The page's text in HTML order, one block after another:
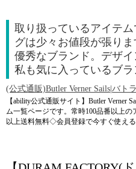
取り扱っているアイテ
グは少々お値段が張り
優秀なブランド。デザ
私も気に入っているブラ
(公式通販)Butler Verner Sails|バト
【ability公式通販サイト】Butler Verner
ム一覧ページです。常時100品番以上の
以上送料無料◇会員登録で今すぐ使え